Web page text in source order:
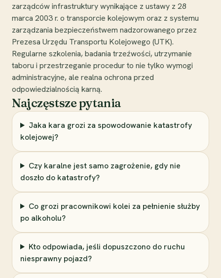
zarządców infrastruktury wynikające z ustawy z 28
marca 2003 r. o transporcie kolejowym oraz z systemu
zarządzania bezpieczeństwem nadzorowanego przez
Prezesa Urzędu Transportu Kolejowego (UTK).
Regularne szkolenia, badania trzeźwości, utrzymanie
taboru i przestrzeganie procedur to nie tylko wymogi
administracyjne, ale realna ochrona przed
odpowiedzialnością karną.
Najczęstsze pytania
Jaka kara grozi za spowodowanie katastrofy
kolejowej?
Czy karalne jest samo zagrożenie, gdy nie
doszło do katastrofy?
Co grozi pracownikowi kolei za pełnienie służby
po alkoholu?
Kto odpowiada, jeśli dopuszczono do ruchu
niesprawny pojazd?